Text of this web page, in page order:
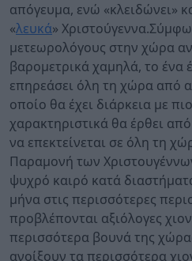
απόγευμα, ενώ «κλειδώνει»
«λευκά»
μετεωρολόγους στην χώρα
βαρομετρικά χαμηλά, το ένα
επηρεάσει όλη τη χώρα από
οποίο θα έχει διάρκεια με
χαρακτηριστικά θα έρθει
να επεκτείνεται σε όλη τη
Παραμονή των
ψυχρό καιρό κατά
μήνα στις περισσότερες
προβλέπονται αξιόλογες
περισσότερα βουνά της
ανοίξουν τα περισσότερα